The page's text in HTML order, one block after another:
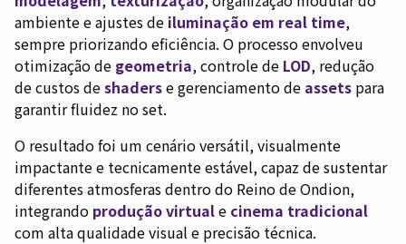
ambiente e ajustes de iluminação em real time,
sempre priorizando eficiência. O processo envolveu
otimização de geometria, controle de LOD, redução
de custos deshaderse gerenciamento de assets para
garantir fluidez no set.
O resultado foi um cenário versátil, visualmente
impactante e tecnicamente estável, capaz de sustentar
diferentes atmosferas dentro do Reino de Ondion,
integrando produção virtuale cinema tradicional
com alta qualidade visual e precisão técnica.